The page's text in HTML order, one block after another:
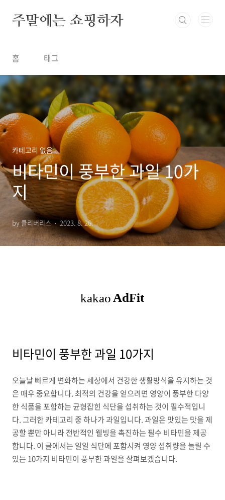
주말에는 쇼핑하자
홈 태그
카테고리 없음
비타민이 풍부한 과일 10가
지
by 클리버리스 2023. 8. 26.
비타민이 풍부한 과일 10가지
오늘날 빠르게 변화하는 세상에서 건강한 생활방식을 유지하는 것
은 매우 중요합니다. 최적의 건강을 얻으려면 영양이 풍부한 다양
한 식품을 포함하는 균형잡힌 식단을 섭취하는 것이 필수적입니
다. 그러한 카테고리 중 하나가 과일입니다. 과일은 맛있는 맛을 제
공할 뿐만 아니라 전반적인 웰빙을 촉진하는 필수 비타민을 제공
합니다. 이 글에서는 일일 식단에 포함시켜 영양 섭취량을 늘릴 수
있는 10가지 비타민이 풍부한 과일을 살펴보겠습니다.